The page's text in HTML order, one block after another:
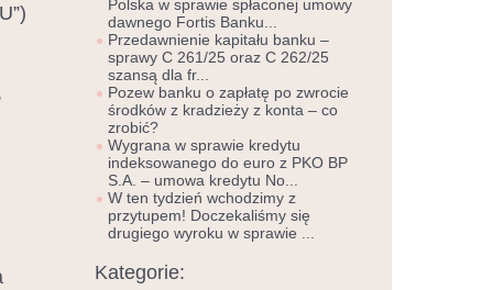
Polska w sprawie spłaconej umowy
dawnego Fortis Banku...
Przedawnienie kapitału banku –
sprawy C 261/25 oraz C 262/25
szansą dla fr...
Pozew banku o zapłatę po zwrocie
środków z kradzieży z konta – co
zrobić?
Wygrana w sprawie kredytu
indeksowanego do euro z PKO BP
S.A. – umowa kredytu No...
W ten tydzień wchodzimy z
przytupem! Doczekaliśmy się
drugiego wyroku w sprawie ...
Kategorie: